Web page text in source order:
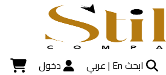
ابحثEn | عربي دخول